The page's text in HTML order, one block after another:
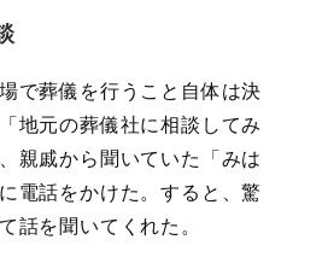
で葬儀を行うこと自体は決
地元の葬儀社に相談してみ
親戚から聞いていた「みは
電話をかけた。すると、驚
話を聞いてくれた。